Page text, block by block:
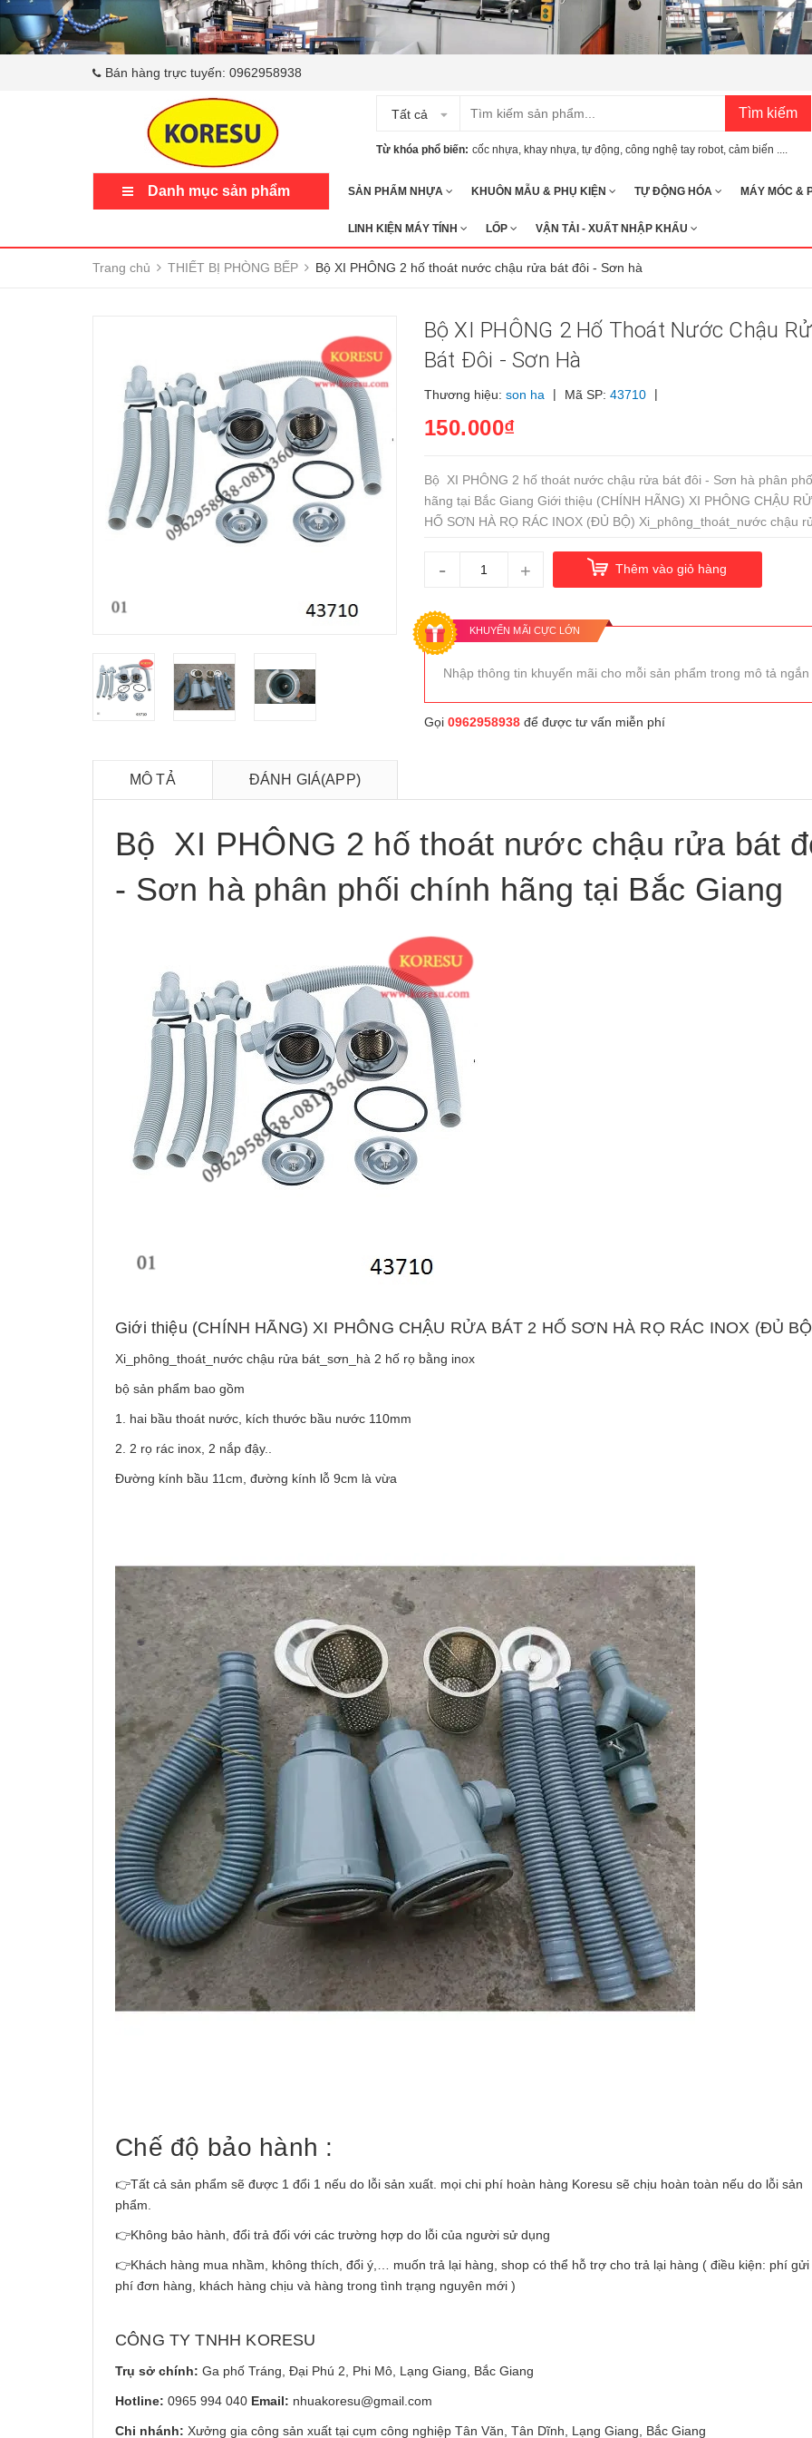
Bán hàng trực tuyến: 0962958938
Tất cả Tìm kiếm
Từ khóa phổ biến:cốc nhựa khay nhựa tự động công nghệ tay robot cảm biến ....
Danh mục sản phẩm SẢN PHẨM NHỰA KHUÔN MẪU & PHỤ KIỆN TỰ ĐỘNG HÓA MÁY MÓC &
LINH KIỆN MÁY TÍNH LỐP VẬN TẢI - XUẤT NHẬP KHẨU
Trang chủ THIẾT BỊ PHÒNG BẾP Bộ XI PHÔNG 2 hố thoát nước chậu rửa bát đôi - Sơn hà
Bộ XI PHÔNG 2 Hố Thoát Nước Chậu
Bát Đôi - Sơn Hà
Thương hiệu: son ha | Mã SP: 43710 |
150.000₫
Bộ XI PHÔNG 2 hố thoát nước chậu rửa bát đôi - Sơn hà phân
hãng tại Bắc Giang Giới thiệu (CHÍNH HÃNG) XI PHÔNG CHẬU
HỐ SƠN HÀ RỌ RÁC INOX (ĐỦ BỘ) Xi_phông_thoát_nước chậu
- + Thêm vào giỏ hàng
KHUYẾN MÃI CỰC LỚN
Nhập thông tin khuyến mãi cho mỗi sản phẩm trong mô tả ngắn
Gọi 0962958938để được tư vấn miễn phí
MÔ TẢ ĐÁNH GIÁ(APP)
Bộ XI PHÔNG 2 hố thoát nước chậu rửa bát
- Sơn hà phân phối chính hãng tại Bắc Giang
Giới thiệu (CHÍNH HÃNG) XI PHÔNG CHẬU RỬA BÁT 2 HỐ SƠN HÀ RỌ RÁC INOX (ĐỦ
Xi_phông_thoát_nước chậu rửa bát_sơn_hà 2 hố rọ bằng inox
bộ sản phẩm bao gồm
1. hai bầu thoát nước, kích thước bầu nước 110mm
2. 2 rọ rác inox, 2 nắp đậy..
Đường kính bầu 11cm, đường kính lỗ 9cm là vừa
Chế độ bảo hành :
👉Tất cả sản phẩm sẽ được 1 đổi 1 nếu do lỗi sản xuất. mọi chi phí hoàn hàng Koresu sẽ chịu hoàn toàn nếu do lỗi sản
phẩm.
👉Không bảo hành, đổi trả đối với các trường hợp do lỗi của người sử dụng
👉Khách hàng mua nhầm, không thích, đổi ý,… muốn trả lại hàng, shop có thể hỗ trợ cho trả lại hàng ( điều kiện: phí gửi
phí đơn hàng, khách hàng chịu và hàng trong tình trạng nguyên mới )
CÔNG TY TNHH KORESU
Trụ sở chính: Ga phố Tráng, Đại Phú 2, Phi Mô, Lạng Giang, Bắc Giang
Hotline: 0965 994 040 Email: nhuakoresu@gmail.com
Chi nhánh: Xưởng gia công sản xuất tại cụm công nghiệp Tân Văn, Tân Dĩnh, Lạng Giang, Bắc Giang